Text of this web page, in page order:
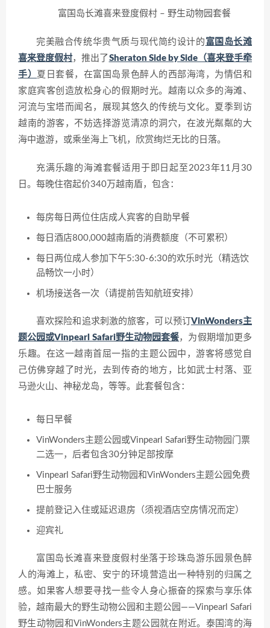
富国岛长滩喜来登度假村 – 野生动物园套餐
完美融合传统华贵气质与现代简约设计的 富国岛长滩
喜来登度假村，推出了 Sheraton Side by Side（喜来登手牵
手） 夏日套餐，在富国岛景色醉人的西部海湾，为情侣和
家庭宾客创造放松身心的假期时光。越南以众多的海滩、
河流与宝塔而闻名，展现其悠久的传统与文化。夏季到访
越南的游客，不妨选择游览清凉的洞穴，在波光粼粼的大
海中遨游，或乘坐海上飞机，欣赏绚烂无比的日落。
充满乐趣的海滩套餐适用于即日起至2023年11月30
日。每晚住宿起价340万越南盾，包含：
每房每日两位住店成人宾客的自助早餐
每日酒店800,000越南盾的消费额度（不可累积）
每日两位成人参加下午5:30-6:30的欢乐时光（精选饮
品畅饮一小时）
机场接送各一次（请提前告知航班安排）
喜欢探险和追求刺激的旅客，可以预订VinWonders主
题公园或Vinpearl Safari野生动物园套餐，为假期增加更多
乐趣。在这一越南首屈一指的主题公园中，游客将感觉自
己仿佛穿越了时光，去到传奇的地方，比如武士村落、亚
马逊火山、神秘龙岛，等等。此套餐包含：
每日早餐
VinWonders主题公园或Vinpearl Safari野生动物园门票
二选一，后者包含30分钟足部按摩
Vinpearl Safari野生动物园和VinWonders主题公园免费
巴士服务
提前登记入住或延迟退房（须视酒店空房情况而定）
迎宾礼
富国岛长滩喜来登度假村坐落于珍珠岛游乐园景色醉
人的海滩上，私密、安宁的环境营造出一种特别的归属之
感。如果客人想要寻找一些令人身心振奋的探索与享乐体
验，越南最大的野生动物公园和主题公园——Vinpearl Safari
野生动物园和VinWonders主题公园就在附近。泰国湾的海